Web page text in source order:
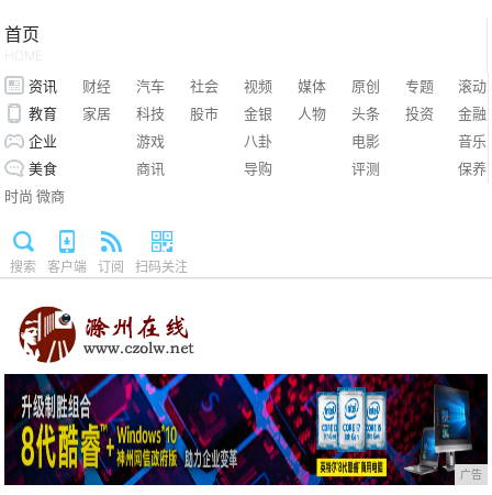
首页
HOME
资讯 财经 汽车 社会 视频 媒体 原创 专题
滚动
教育
家居 科技 股市 金银 人物 头条 投资
金融
企业
游戏 八卦 电影
音乐
美食
商讯 导购 评测
保养
时尚 微商
搜索 客户端 订阅 扫码关注
广告